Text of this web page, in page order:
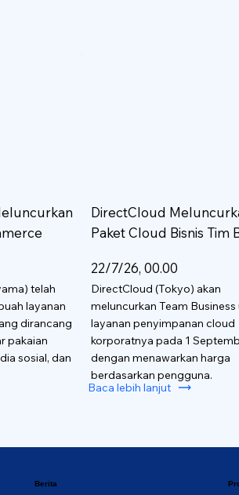
telah
layanan
dirancang
pakaian
sosial, dan
DirectCloud
Paket Cloud Bisnis Tim
22/7/26, 00.00
DirectCloud (Tokyo) akan
meluncurkan Team Business
layanan penyimpanan cloud
korporatnya pada 1
dengan menawarkan harga
berdasarkan pengguna.
Baca lebih lanjut
Berita